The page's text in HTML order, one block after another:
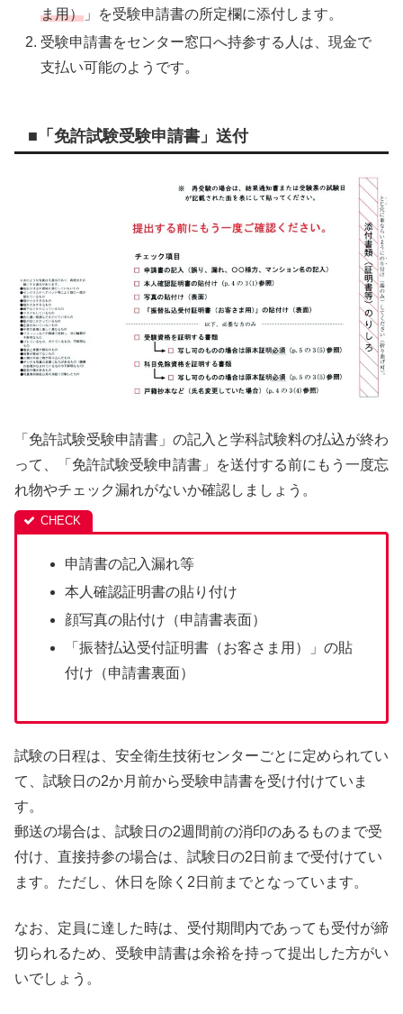
ま用） 」を受験申請書の所定欄に添付します。
受験申請書をセンター窓口へ持参する人は、現金で
支払い可能のようです。
■「免許試験受験申請書」送付
「免許試験受験申請書」の記入と学科試験料の払込が終わ
って、「免許試験受験申請書」を送付する前にもう一度忘
れ物やチェック漏れがないか確認しましょう。
申請書の記入漏れ等
本人確認証明書の貼り付け
顔写真の貼付け（申請書表面）
「振替払込受付証明書（お客さま用）」の貼
付け（申請書裏面）
試験の日程は、安全衛生技術センターごとに定められてい
て、試験日の2か月前から受験申請書を受け付けていま
す。
郵送の場合は、試験日の2週間前の消印のあるものまで受
付け、直接持参の場合は、試験日の2日前まで受付けてい
ます。ただし、休日を除く2日前までとなっています。
なお、定員に達した時は、受付期間内であっても受付が締
切られるため、受験申請書は余裕を持って提出した方がい
いでしょう。